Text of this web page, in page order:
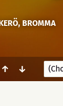
BROMMA
↑ ↓